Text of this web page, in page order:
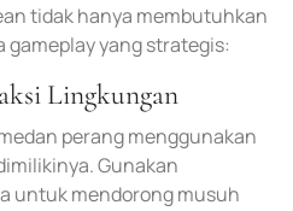
tidak hanya membutuhkan
yang strategis:
Lingkungan
perang menggunakan
Gunakan
untuk mendorong musuh